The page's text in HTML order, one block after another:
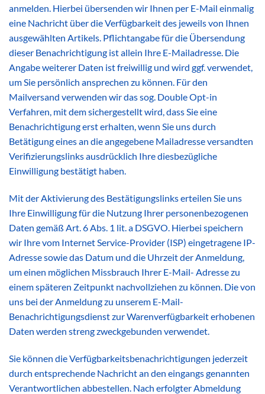
anmelden. Hierbei übersenden wir Ihnen per E-Mail einmalig
eine Nachricht über die Verfügbarkeit des jeweils von Ihnen
ausgewählten Artikels. Pflichtangabe für die Übersendung
dieser Benachrichtigung ist allein Ihre E-Mailadresse. Die
Angabe weiterer Daten ist freiwillig und wird ggf. verwendet,
um Sie persönlich ansprechen zu können. Für den
Mailversand verwenden wir das sog. Double Opt-in
Verfahren, mit dem sichergestellt wird, dass Sie eine
Benachrichtigung erst erhalten, wenn Sie uns durch
Betätigung eines an die angegebene Mailadresse versandten
Verifizierungslinks ausdrücklich Ihre diesbezügliche
Einwilligung bestätigt haben.
Mit der Aktivierung des Bestätigungslinks erteilen Sie uns
Ihre Einwilligung für die Nutzung Ihrer personenbezogenen
Daten gemäß Art. 6 Abs. 1 lit. a DSGVO. Hierbei speichern
wir Ihre vom Internet Service-Provider (ISP) eingetragene IP-
Adresse sowie das Datum und die Uhrzeit der Anmeldung,
um einen möglichen Missbrauch Ihrer E-Mail- Adresse zu
einem späteren Zeitpunkt nachvollziehen zu können. Die von
uns bei der Anmeldung zu unserem E-Mail-
Benachrichtigungsdienst zur Warenverfügbarkeit erhobenen
Daten werden streng zweckgebunden verwendet.
Sie können die Verfügbarkeitsbenachrichtigungen jederzeit
durch entsprechende Nachricht an den eingangs genannten
Verantwortlichen abbestellen. Nach erfolgter Abmeldung